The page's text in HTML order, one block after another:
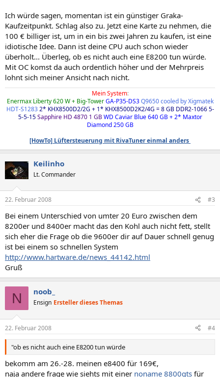
Ich würde sagen, momentan ist ein günstiger Graka-
Kaufzeitpunkt. Schlag also zu. Jetzt eine Karte zu nehmen, die
100 € billiger ist, um in ein bis zwei Jahren zu kaufen, ist eine
idiotische Idee. Dann ist deine CPU auch schon wieder
überholt... Überleg, ob es nicht auch eine E8200 tun würde.
Mit OC komst da auch ordentlich höher und der Mehrpreis
lohnt sich meiner Ansicht nach nicht.
Mein System:
Enermax Liberty 620 W + Big-Tower GA-P35-DS3 Q9650 cooled by Xigmatek
HDT-S1283 2* KHX8500D2/2G + 1* KHX8500D2K2/4G = 8 GB DDR2-1066 5-
5-5-15 Sapphire HD 4870 1 GB WD Caviar Blue 640 GB + 2* Maxtor
Diamond 250 GB
[HowTo] Lüftersteuerung mit RivaTuner einmal anders
Keilinho
Lt. Commander
22. Februar 2008 #3
Bei einem Unterschied von umter 20 Euro zwischen dem
8200er und 8400er macht das den Kohl auch nicht fett, stellt
sich eher die Frage ob die 9600er dir auf Dauer schnell genug
ist bei einem so schnellen System
http://www.hartware.de/news_44142.html
Gruß
N noob_
Ensign Ersteller dieses Themas
22. Februar 2008 #4
"ob es nicht auch eine E8200 tun würde
bekomm am 26.-28. meinen e8400 für 169€,
naja andere frage wie siehts mit einer noname 8800gts für